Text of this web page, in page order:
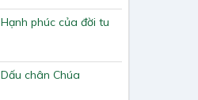
Hạnh phúc của đời tu
Dấu chân Chúa